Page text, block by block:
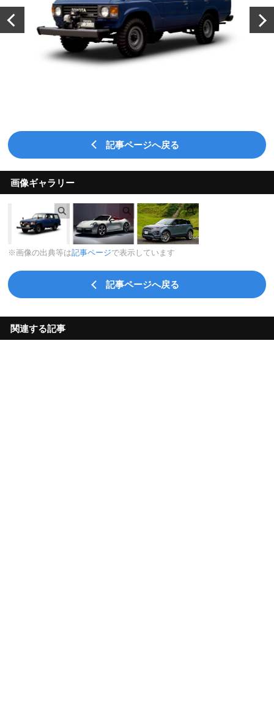
記事ページへ戻る
画像ギャラリー
※画像の出典等は記事ページで表示しています
記事ページへ戻る
関連する記事